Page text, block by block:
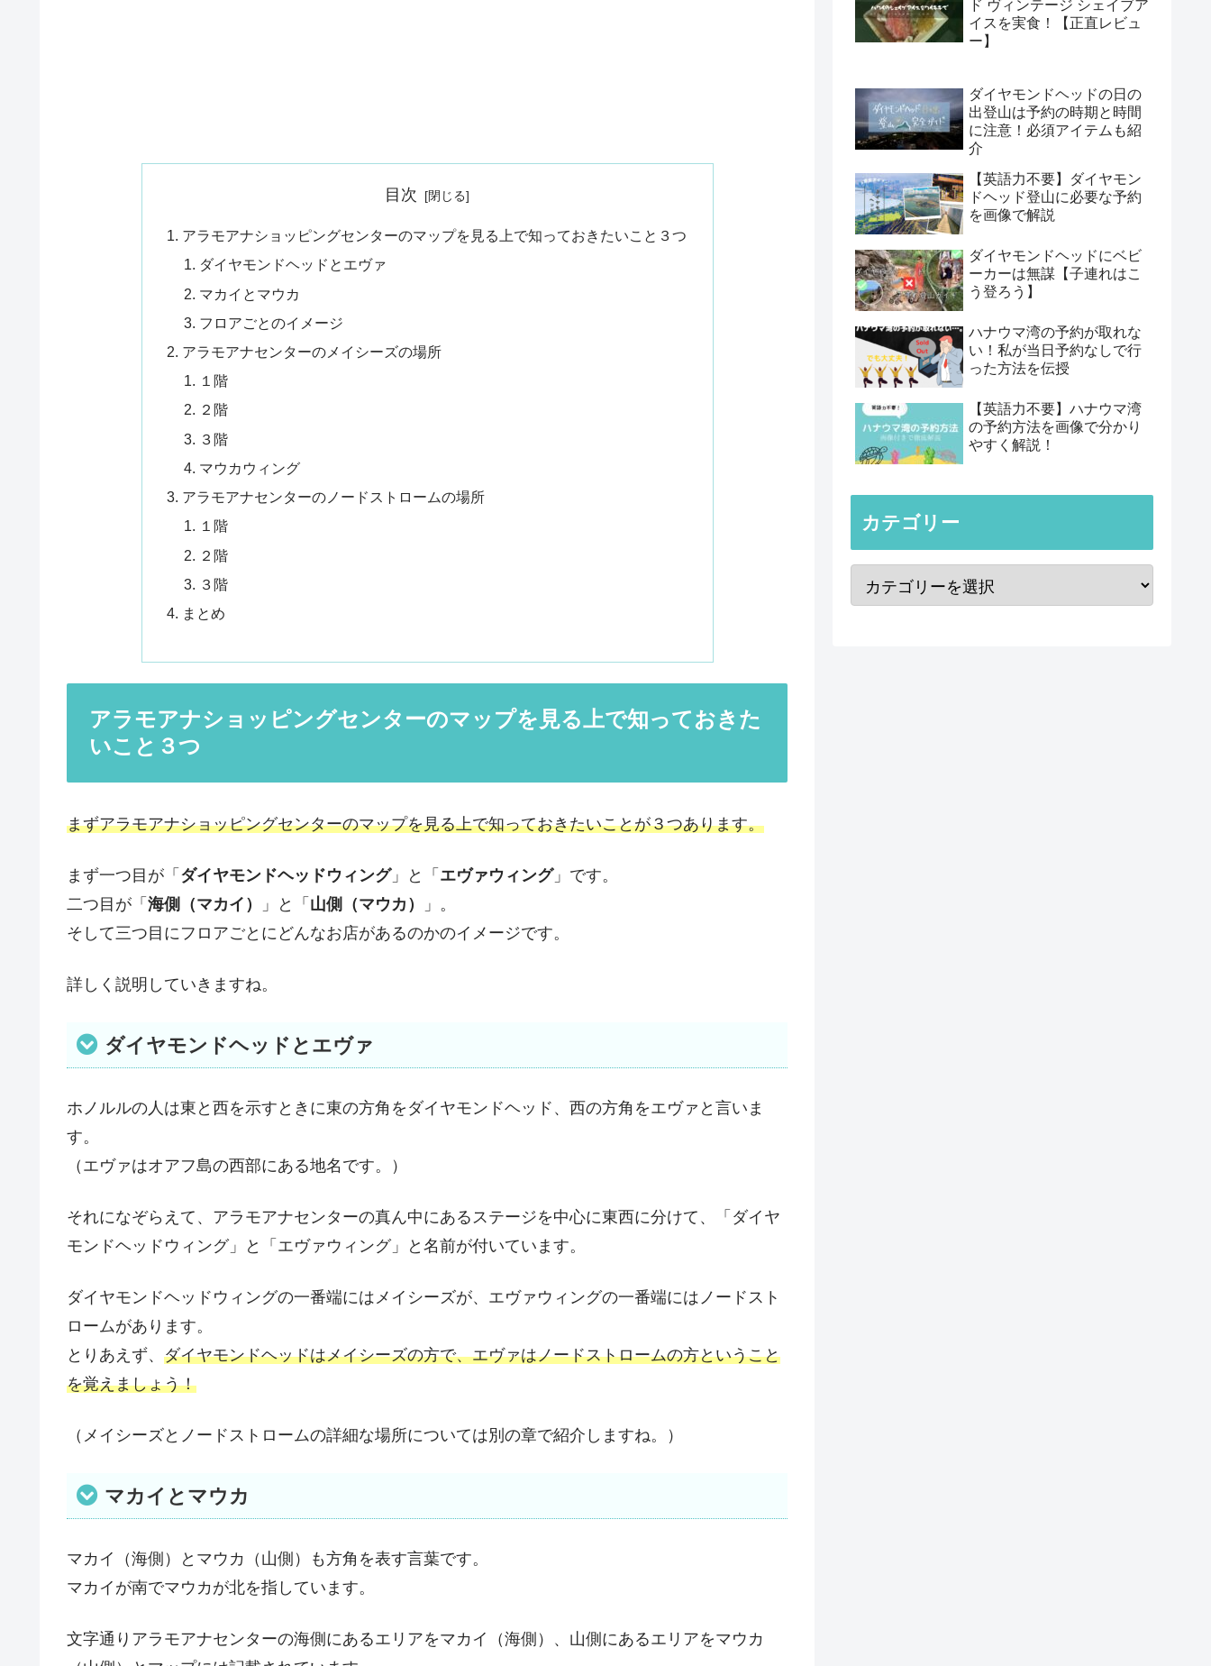
目次
アラモアナショッピングセンターのマップを見る上で知っておきたいこと３つ
ダイヤモンドヘッドとエヴァ
マカイとマウカ
フロアごとのイメージ
アラモアナセンターのメイシーズの場所
１階
２階
３階
マウカウィング
アラモアナセンターのノードストロームの場所
１階
２階
３階
まとめ
アラモアナショッピングセンターのマップを見る上で知っておきた
いこと３つ
まずアラモアナショッピングセンターのマップを見る上で知っておきたいことが３つあります。
まず一つ目が「 ダイヤモンドヘッドウィング」と「 エヴァウィング」です。
二つ目が「 海側（マカイ） 」と「 山側（マウカ）
」。
そして三つ目にフロアごとにどんなお店があるのかのイメージです。
詳しく説明していきますね。
ダイヤモンドヘッドとエヴァ
ホノルルの人は東と西を示すときに東の方角をダイヤモンドヘッド、西の方角をエヴァと言いま
す。
（エヴァはオアフ島の西部にある地名です。）
それになぞらえて、アラモアナセンターの真ん中にあるステージを中心に東西に分けて、「ダイヤ
モンドヘッドウィング」と「エヴァウィング」と名前が付いています。
ダイヤモンドヘッドウィングの一番端にはメイシーズが、エヴァウィングの一番端にはノードスト
ロームがあります。
とりあえず、 ダイヤモンドヘッドはメイシーズの方で、エヴァはノードストロームの方ということ
を覚えましょう！
（メイシーズとノードストロームの詳細な場所については別の章で紹介しますね。）
マカイとマウカ
マカイ（海側）とマウカ（山側）も方角を表す言葉です。
マカイが南でマウカが北を指しています。
文字通りアラモアナセンターの海側にあるエリアをマカイ（海側）、山側にあるエリアをマウカ
ド ヴィンテージ シェイブア
イスを実食！【正直レビュ
ー】
ダイヤモンドヘッドの日の
出登山は予約の時期と時間
に注意！必須アイテムも紹
介
【英語力不要】ダイヤモン
ドヘッド登山に必要な予約
を画像で解説
ダイヤモンドヘッドにベビ
ーカーは無謀【子連れはこ
う登ろう】
ハナウマ湾の予約が取れな
い！私が当日予約なしで行
った方法を伝授
【英語力不要】ハナウマ湾
の予約方法を画像で分かり
やすく解説！
カテゴリー